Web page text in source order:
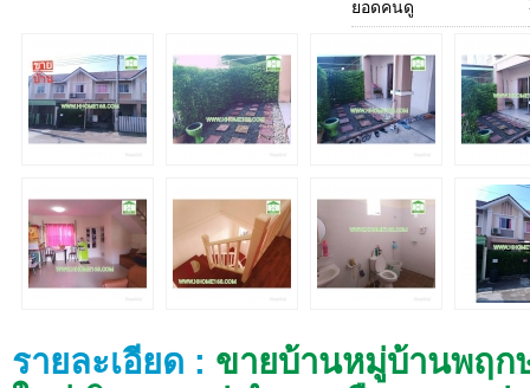
ยอดคนดู
รายละเอียด : ขายบ้านหมู่บ้านพฤก